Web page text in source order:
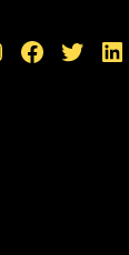
Facebook Twitter LinkedIn